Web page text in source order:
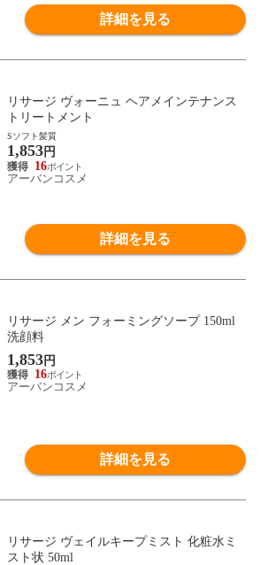
詳細を見る
リサージ ヴォーニュ ヘアメインテナンス
トリートメント
Sソフト髪質
1,853円
16
アーバンコスメ
詳細を見る
リサージ メン フォーミングソープ 150ml
洗顔料
1,853円
16
アーバンコスメ
詳細を見る
リサージ ヴェイルキープミスト 化粧水ミ
スト状 50ml